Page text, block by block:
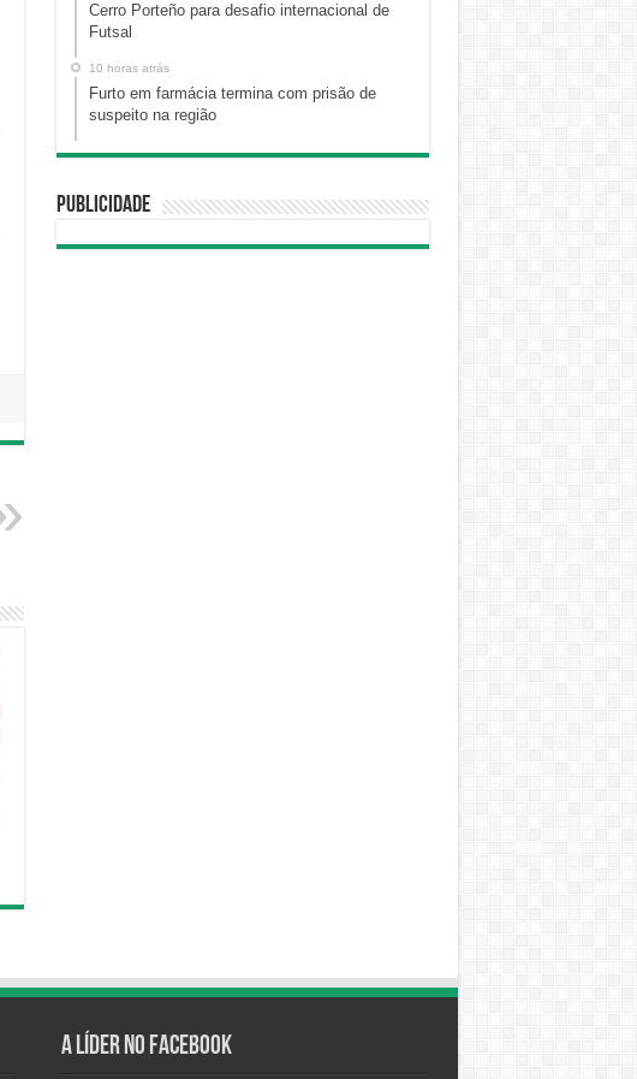
Cerro Porteño para desafio internacional de
Futsal
10 horas atrás
Furto em farmácia termina com prisão de
suspeito na região
Publicidade
A Líder no Facebook